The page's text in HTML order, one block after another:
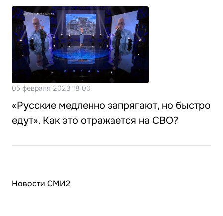
05 февраля 2023 18:00
«Русские медленно запрягают, но быстро
едут». Как это отражается на СВО?
Новости СМИ2